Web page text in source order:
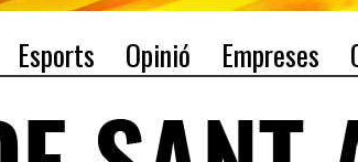
Esports Opinió Empreses